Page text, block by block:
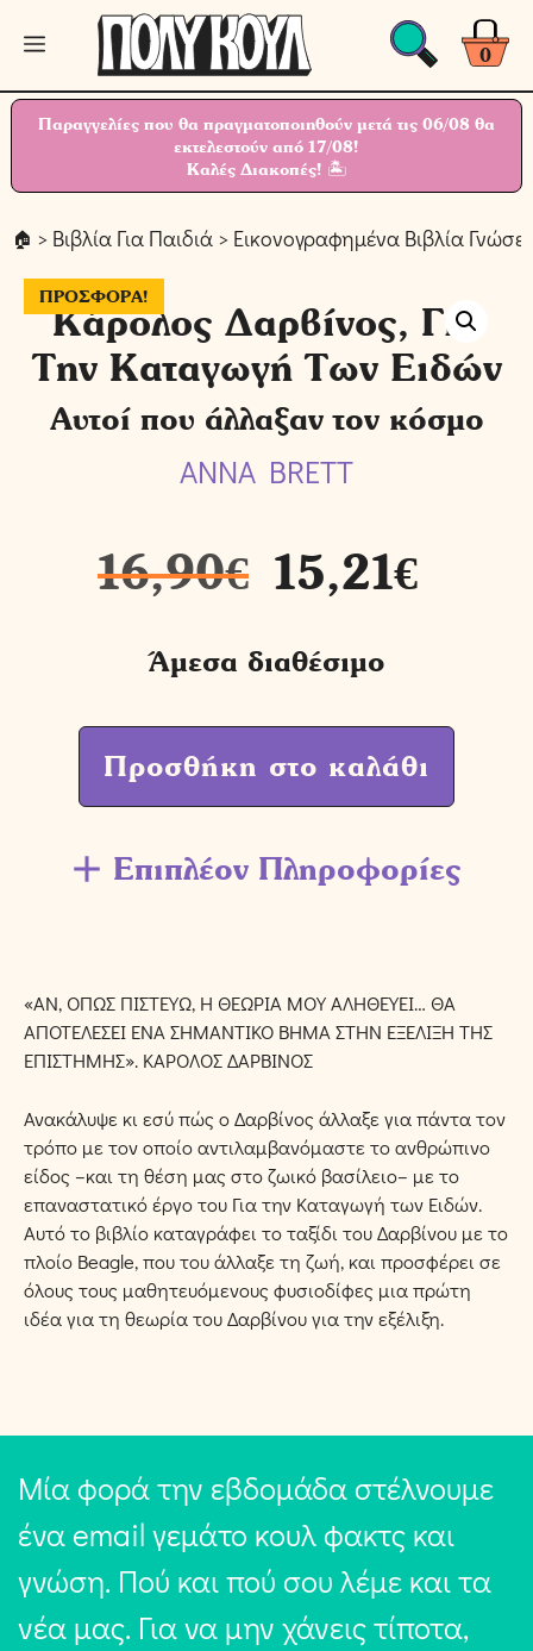
Μετάβαση
περιεχόμενο
0
Μενού
Παραγγελίες που θα πραγματοποιηθούν μετά τις 06/08 θα
εκτελεστούν από 17/08!
Καλές Διακοπές! 🏝
> Βιβλία Για Παιδιά > Εικονογραφημένα Βιβλία
ΠΡΟΣΦΟΡΆ!
Κάρολος Δαρβίνος, Για
Την Καταγωγή Των Ειδών
Αυτοί που άλλαξαν τον κόσμο
ANNA BRETT
16,90€ 15,21€
Άμεσα διαθέσιμο
Προσθήκη στο καλάθι
Επιπλέον Πληροφορίες
«ΑΝ, ΟΠΩΣ ΠΙΣΤΕΥΩ, Η ΘΕΩΡΙΑ ΜΟΥ ΑΛΗΘΕΥΕΙ… ΘΑ
ΑΠΟΤΕΛΕΣΕΙ ΕΝΑ ΣΗΜΑΝΤΙΚΟ ΒΗΜΑ ΣΤΗΝ ΕΞΕΛΙΞΗ ΤΗΣ
ΕΠΙΣΤΗΜΗΣ». ΚΑΡΟΛΟΣ ΔΑΡΒΙΝΟΣ
Ανακάλυψε κι εσύ πώς ο Δαρβίνος άλλαξε για πάντα τον
τρόπο με τον οποίο αντιλαμβανόμαστε το ανθρώπινο
είδος –και τη θέση μας στο ζωικό βασίλειο– με το
επαναστατικό έργο του Για την Καταγωγή των Ειδών.
Αυτό το βιβλίο καταγράφει το ταξίδι του Δαρβίνου με το
πλοίο Beagle, που του άλλαξε τη ζωή, και προσφέρει σε
όλους τους μαθητευόμενους φυσιοδίφες μια πρώτη
ιδέα για τη θεωρία του Δαρβίνου για την εξέλιξη.
Μία φορά την εβδομάδα στέλνουμε
ένα email γεμάτο κουλ φακτς και
γνώση. Πού και πού σου λέμε και τα
νέα μας. Για να μην χάνεις τίποτα,